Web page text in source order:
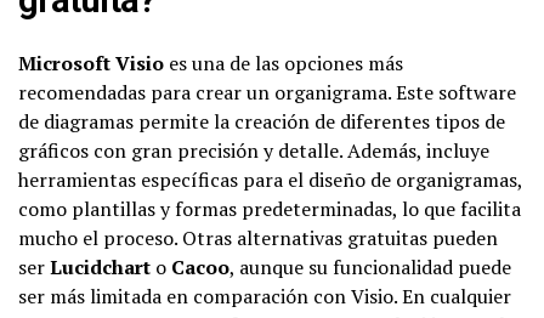
Microsoft Visio es una de las opciones más
recomendadas para crear un organigrama. Este software
de diagramas permite la creación de diferentes tipos de
gráficos con gran precisión y detalle. Además, incluye
herramientas específicas para el diseño de organigramas,
como plantillas y formas predeterminadas, lo que facilita
mucho el proceso. Otras alternativas gratuitas pueden
serLucidchart o Cacoo, aunque su funcionalidad puede
ser más limitada en comparación con Visio. En cualquier